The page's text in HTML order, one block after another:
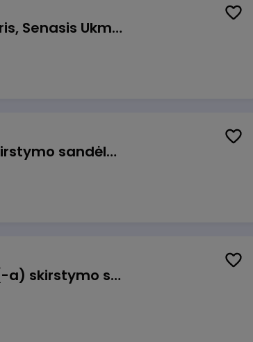
Prekių surinkėjas (-a) - pickeris, Senasis Ukmergės kelias 8, Avižieniai
Sandėlio darbuotojas (-a) skirstymo sandėlyje
Užsakymų komplektuotojas (-a) skirstymo sandėlyje